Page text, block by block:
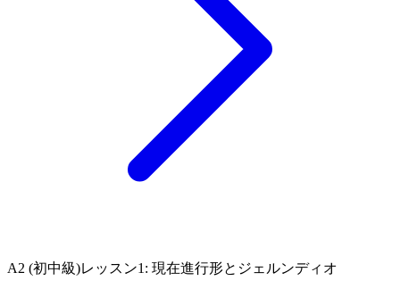
A2 (初中級)レッスン1: 現在進行形とジェルンディオ